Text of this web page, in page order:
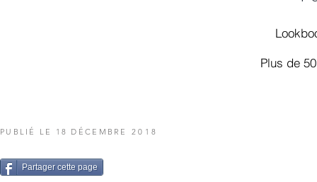
Plus de
PUBLIÉ LE 18 DÉCEMBRE 2018
Partager cette page